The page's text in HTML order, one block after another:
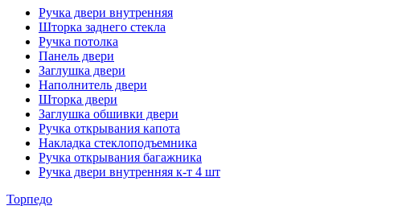
Ручка двери внутренняя
Шторка заднего стекла
Ручка потолка
Панель двери
Заглушка двери
Наполнитель двери
Шторка двери
Заглушка обшивки двери
Ручка открывания капота
Накладка стеклоподъемника
Ручка открывания багажника
Ручка двери внутренняя к-т 4 шт
Торпедо